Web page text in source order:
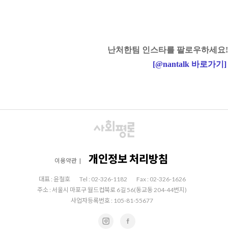
난처한팀 인스타를 팔로우하세요!
[@nantalk 바로가기 ]
이용약관 | 개인정보 처리방침
대표 : 윤철호 Tel : 02-326-1182
Fax : 02-326-1626
주소 : 서울시 마포구 월드컵북로 6길 56(동교동 204-44번지)
사업자등록번호 : 105-81-55677